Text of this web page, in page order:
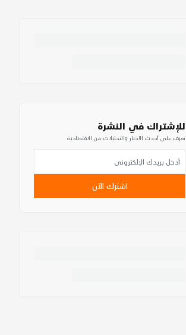
للإشتراك في النشرة
تعرف على أحدث الأخبار والتحليلات من الاقتصادية
اشترك الآن